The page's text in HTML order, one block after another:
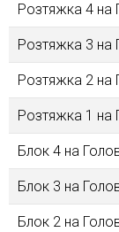
Розтяжка 4 на
Розтяжка 3 на
Розтяжка 2 на
Розтяжка 1 на
Блок 4 на
Блок 3 на
Блок 2 на